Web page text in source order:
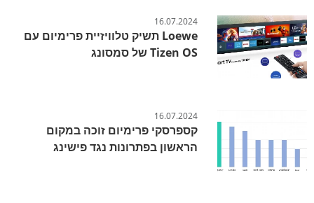
16.07.2024
Loewe תשיק טלוויזיית פרימיום עם
Tizen OS של סמסונג
16.07.2024
קספרסקי פרימיום זוכה במקום
הראשון בפתרונות נגד פישינג